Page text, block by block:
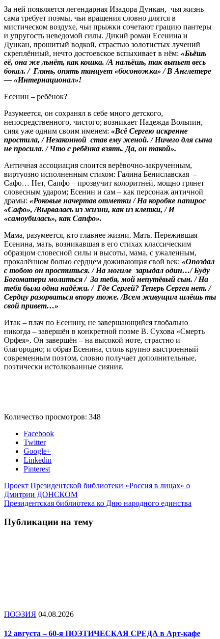
За ней появляется легендарная Изадора Дункан, чья жизнь
сама требует поэмы, чьи вращения словно длятся в
мистическом воздухе, чьи прыжки сочетают грацию пантеры
и упругость неведомой силы. Дикий роман Есенина и
Дункан, прошитый водкой, страстью золотистых лучений
скреплённый, нечто достоевское вспыхивает в нём: «Бьёшь
её, она же льнёт, как кошка. /А нальёшь, так выпьет весь
бокал. / Глянь, опять танцует «босоножка» / В Англетере
— «Интернационал»!
Есенин – ребёнок?
Разумеется, он сохранял в себе много детского,
непосредственного, чистого; возникает Надежда Вольпин,
сияя уже одним своим именем: «Всё Сергею искренне
простила, / Незаконной став ему женой. / Ничего для сына
не просила. / Что с ребёнка взять. Да, он такой».
Античная ассоциация слоится верёвочно-закрученным,
виртуозно исполненным стихом: Галина Бениславская –
Сафо… Нет, Сапфо – прозвучит колоритней, мощно грянет
словесным ударом; Есенин и сам – как персонаж античной
драмы: «Роковые начертав отметки / На коробке папирос
«Сафо», /Вырвалась из жизни, как из клетки, / И
«самоубилась», как Сапфо».
Мама, разумеется, кто главнее жизни. Мать. Пережившая
Есенина, мать, возникавшая в его стихах классическим
образцом словесной силы и высоты, мама, с ужаленным,
прокалённом болью сердцем доживающая свой век: «Опоздал
с тобою он проститься. / На могиле зарыдал один…/ Буду
Богоматери молиться / За тебя, мой непутёвый сын. / На
тебя была одна надёжа. / Где Сергей? Теперь Сергея нет. /
Сердцу разорваться впору тоже. /Всем живущим шлёшь ты
свой привет…»
Итак – плач по Есенину, не завершающийся глобально
никогда – завершён в конкретной поэме В. Сухова «Смерть
Орфея». Он завершён – на высокой ноте, страстно и
благородно; и образ Есенина, столь крупно выстроенный
современным поэтом, словно получает дополнительные,
поэтически истолкованные сияния.
Количество просмотров: 348
Facebook
Twitter
Google+
Linkedin
Pinterest
Проект Президентской библиотеки «Россия в лицах» о
Дмитрии ДОНСКОМ
Президентская библиотека ко Дню народного единства
Публикации на тему
ПОЭЗИЯ 04.08.2026
12 августа – 60-я ПОЭТИЧЕСКАЯ СРЕДА в Арт-кафе